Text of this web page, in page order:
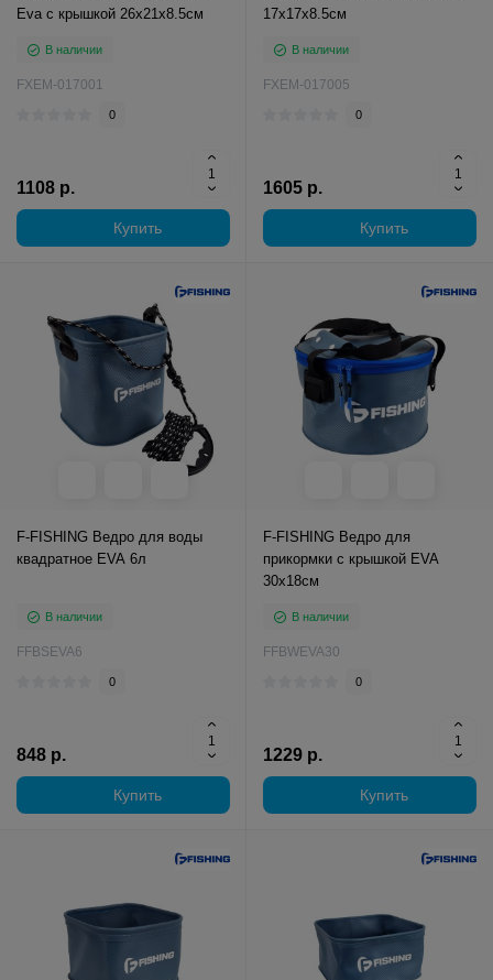
Eva с крышкой 26х21х8.5см
В наличии
FXEM-017001
0
1108 р.
Купить
17х17х8.5см
В наличии
FXEM-017005
0
1605 р.
Купить
F-FISHING Ведро для воды
квадратное EVA 6л
В наличии
FFBSEVA6
0
848 р.
Купить
F-FISHING Ведро для
прикормки с крышкой EVA
30х18см
В наличии
FFBWEVA30
0
1229 р.
Купить